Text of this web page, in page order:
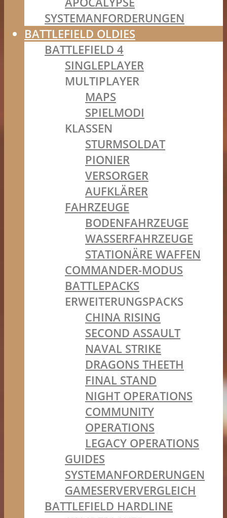
SYSTEMANFORDERUNGEN
BATTLEFIELD OLDIES
BATTLEFIELD 4
SINGLEPLAYER
MULTIPLAYER
MAPS
SPIELMODI
KLASSEN
STURMSOLDAT
PIONIER
VERSORGER
AUFKLÄRER
FAHRZEUGE
BODENFAHRZEUGE
WASSERFAHRZEUGE
STATIONÄRE WAFFEN
COMMANDER-MODUS
BATTLEPACKS
ERWEITERUNGSPACKS
CHINA RISING
SECOND ASSAULT
NAVAL STRIKE
DRAGONS THEETH
FINAL STAND
NIGHT OPERATIONS
COMMUNITY
OPERATIONS
LEGACY OPERATIONS
GUIDES
SYSTEMANFORDERUNGEN
GAMESERVERVERGLEICH
BATTLEFIELD HARDLINE